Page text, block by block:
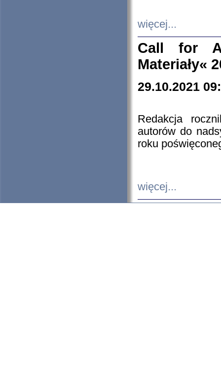
więcej...
Call for
Materiały«
29.10.2021
Redakcja
autorów do
roku
więcej...